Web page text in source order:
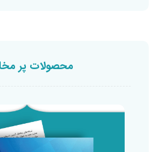
محصولات پر